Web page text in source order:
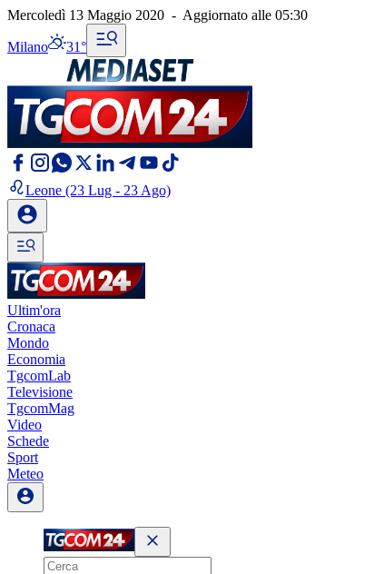
Mercoledì 13 Maggio 2020 - Aggiornato alle 05:30
Milano 31°
Leone (23 Lug - 23 Ago)
Ultim'ora
Cronaca
Mondo
Economia
TgcomLab
Televisione
TgcomMag
Video
Schede
Sport
Meteo